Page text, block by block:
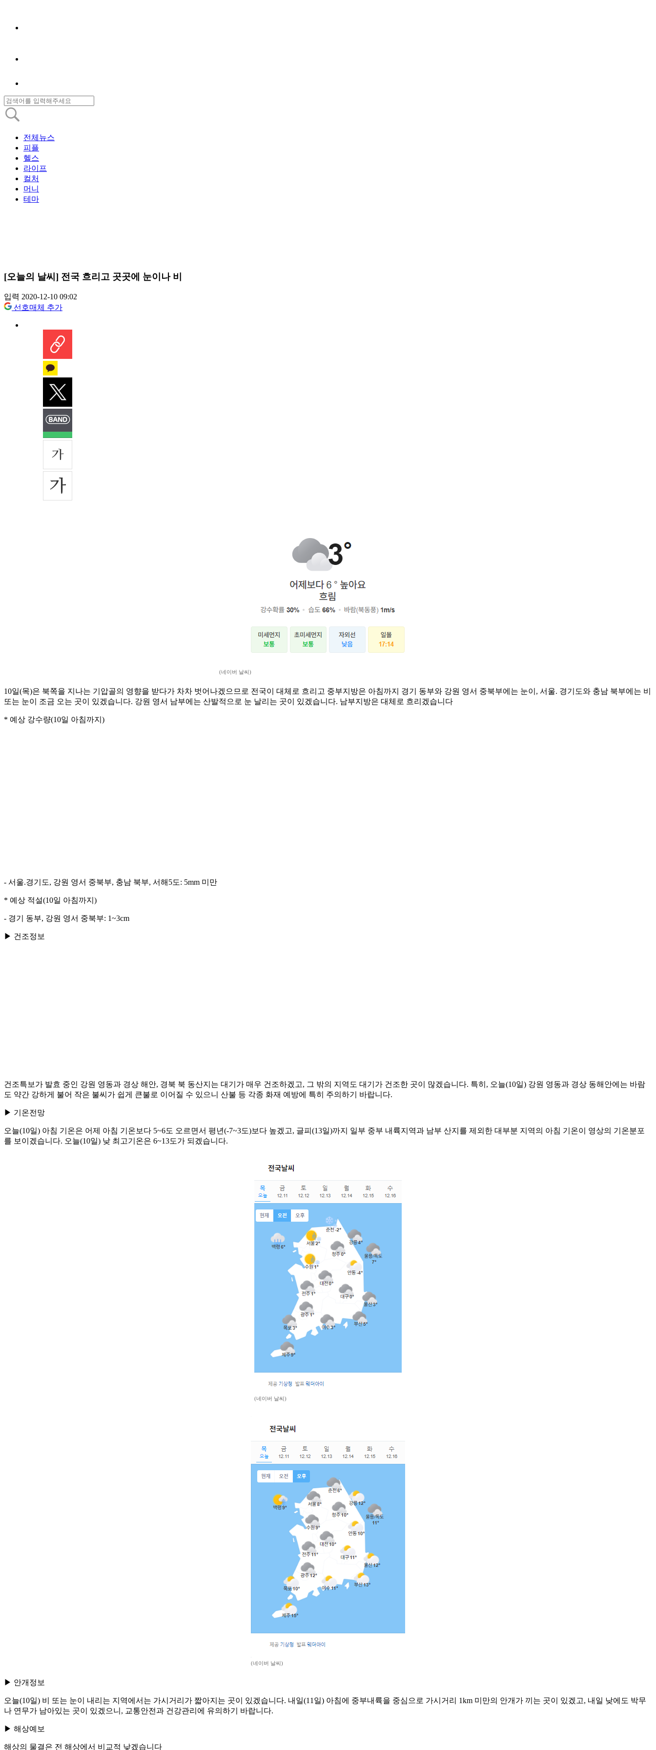
전체뉴스
피플
헬스
라이프
컬처
머니
테마
[오늘의 날씨] 전국 흐리고 곳곳에 눈이나 비
입력 2020-12-10 09:02
선호매체 추가
(네이버 날씨)
10일(목)은 북쪽을 지나는 기압골의 영향을 받다가 차차 벗어나겠으므로 전국이 대체로 흐리고 중부지방은 아침까지 경기 동부와 강원 영서 중북부에는 눈이, 서울. 경기도와 충남 북부에는 비
또는 눈이 조금 오는 곳이 있겠습니다. 강원 영서 남부에는 산발적으로 눈 날리는 곳이 있겠습니다. 남부지방은 대체로 흐리겠습니다
* 예상 강수량(10일 아침까지)
- 서울.경기도, 강원 영서 중북부, 충남 북부, 서해5도: 5mm 미만
* 예상 적설(10일 아침까지)
- 경기 동부, 강원 영서 중북부: 1~3cm
▶ 건조정보
건조특보가 발효 중인 강원 영동과 경상 해안, 경북 북 동산지는 대기가 매우 건조하겠고, 그 밖의 지역도 대기가 건조한 곳이 많겠습니다. 특히, 오늘(10일) 강원 영동과 경상 동해안에는 바람
도 약간 강하게 불어 작은 불씨가 쉽게 큰불로 이어질 수 있으니 산불 등 각종 화재 예방에 특히 주의하기 바랍니다.
▶ 기온전망
오늘(10일) 아침 기온은 어제 아침 기온보다 5~6도 오르면서 평년(-7~3도)보다 높겠고, 글피(13일)까지 일부 중부 내륙지역과 남부 산지를 제외한 대부분 지역의 아침 기온이 영상의 기온분포
를 보이겠습니다. 오늘(10일) 낮 최고기온은 6~13도가 되겠습니다.
(네이버 날씨)
(네이버 날씨)
▶ 안개정보
오늘(10일) 비 또는 눈이 내리는 지역에서는 가시거리가 짧아지는 곳이 있겠습니다. 내일(11일) 아침에 중부내륙을 중심으로 가시거리 1km 미만의 안개가 끼는 곳이 있겠고, 내일 낮에도 박무
나 연무가 남아있는 곳이 있겠으니, 교통안전과 건강관리에 유의하기 바랍니다.
▶ 해상예보
해상의 물결은 전 해상에서 비교적 낮겠습니다